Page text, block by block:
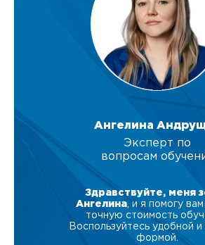
Ангелина
Эксперт по
вопросам
Здравствуйте, меня
Ангелина , и я помогу
точную стоимость
Воспользуйтесь удобной и
формой.